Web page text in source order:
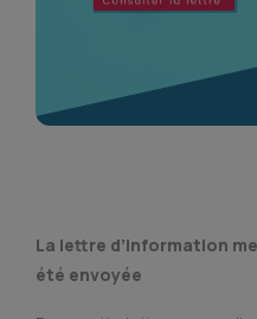
La lettre d’information
été envoyée